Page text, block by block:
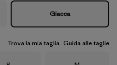
Giacca
Trova la mia taglia Guida alle taglie